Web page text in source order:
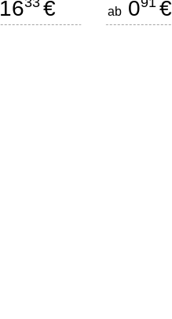
16 € ab 0 €